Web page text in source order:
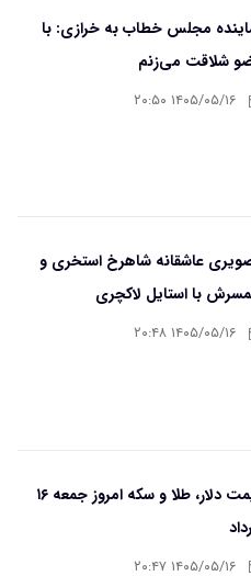
مجلس خطاب به خرازی: با
شلاقت می‌زنم
۱۴۰۵/۰۵/۱۶ ۲۰:۵۰
عاشقانه شاهرخ استخری و
با استایل لاکچری
۱۴۰۵/۰۵/۱۶ ۲۰:۴۸
قیمت دلار، طلا و سکه امروز جمعه ۱۶
۱۴۰۵/۰۵/۱۶ ۲۰:۴۷